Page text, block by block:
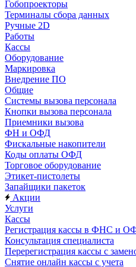
Гобопроекторы
Терминалы сбора данных
Ручные 2D
Работы
Кассы
Оборудование
Маркировка
Внедрение ПО
Общие
Системы вызова персонала
Кнопки вызова персонала
Приемники вызова
ФН и ОФД
Фискальные накопители
Коды оплаты ОФД
Торговое оборудование
Этикет-пистолеты
Запайщики пакеток
Акции
Услуги
Кассы
Регистрация кассы в ФНС и
Консультация специалиста
Перерегистрация кассы с
Снятие онлайн кассы с учета